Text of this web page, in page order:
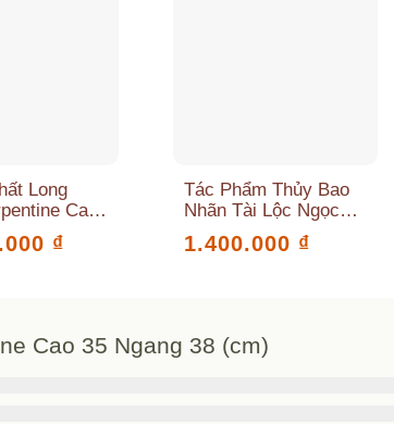
Long
Cao
30(cm)
₫
Tác Phẩm Thủy Bao
Nhãn Tài Lộc Ngọc
Sepentine Cao 18
Ngang 14 (cm)
1.400.000 ₫
Cao 35 Ngang 38 (cm)